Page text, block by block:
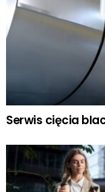
Serwis cięcia